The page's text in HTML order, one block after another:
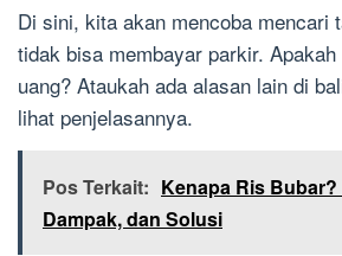
Di sini, kita akan mencoba mencari
tidak bisa membayar parkir.
uang? Ataukah ada alasan lain di
lihat penjelasannya.
Pos Terkait: Kenapa Ris
Dampak, dan Solusi